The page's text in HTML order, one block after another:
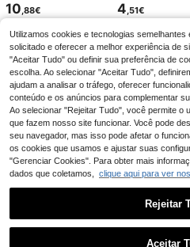
10,88€ 4,51€
16 2
Utilizamos cookies e tecnologias
solicitado e oferecer a melhor experiência de
"Aceitar Tudo" ou definir sua preferência de
escolha. Ao selecionar "Aceitar Tudo",
ajudam a analisar o tráfego, oferecer
conteúdo e os anúncios para complementar
Ao selecionar "Rejeitar Tudo", você permite o
que fazem nosso site funcionar. Você pode
seu navegador, mas isso pode afetar o
os cookies que usamos e ajustar suas
"Gerenciar Cookies". Para obter mais
dados que coletamos, clique aqui para ver
Rejeitar
Aceitar